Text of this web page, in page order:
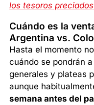
los tesoros
Cuándo es la
Argentina vs.
Hasta el momento
cuándo se pondrán
generales y plateas
aunque
semana antes del